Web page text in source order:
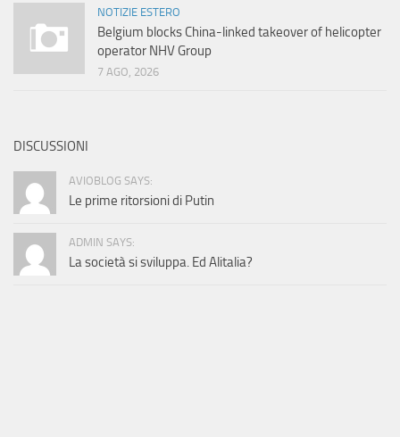
NOTIZIE ESTERO
Belgium blocks China-linked takeover of helicopter
operator NHV Group
7 AGO, 2026
DISCUSSIONI
AVIOBLOG SAYS:
Le prime ritorsioni di Putin
ADMIN SAYS:
La società si sviluppa. Ed Alitalia?